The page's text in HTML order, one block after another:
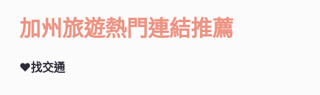
加州旅遊熱門連結推薦
♥找交通